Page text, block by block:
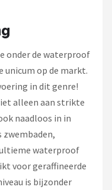
onder de waterproof
unicum op de markt.
in dit genre!
alleen aan strikte
naadloos in in
ultieme waterproof
voor geraffineerde
is bijzonder